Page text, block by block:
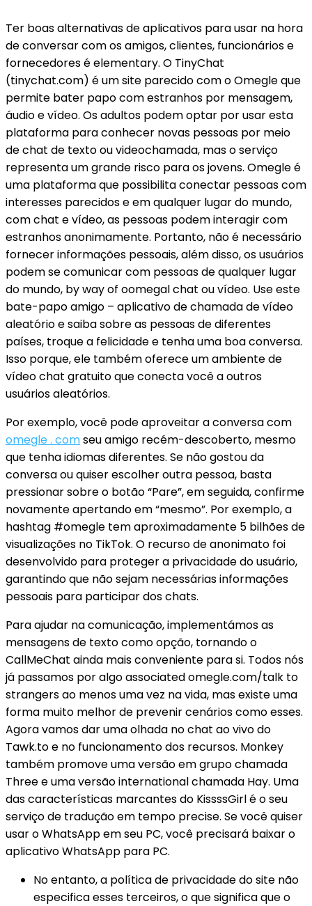
Ter boas alternativas de aplicativos para usar na hora
de conversar com os amigos, clientes, funcionários e
fornecedores é elementary. O TinyChat
(tinychat.com) é um site parecido com o Omegle que
permite bater papo com estranhos por mensagem,
áudio e vídeo. Os adultos podem optar por usar esta
plataforma para conhecer novas pessoas por meio
de chat de texto ou videochamada, mas o serviço
representa um grande risco para os jovens. Omegle é
uma plataforma que possibilita conectar pessoas com
interesses parecidos e em qualquer lugar do mundo,
com chat e vídeo, as pessoas podem interagir com
estranhos anonimamente. Portanto, não é necessário
fornecer informações pessoais, além disso, os usuários
podem se comunicar com pessoas de qualquer lugar
do mundo, by way of oomegal chat ou vídeo. Use este
bate-papo amigo – aplicativo de chamada de vídeo
aleatório e saiba sobre as pessoas de diferentes
países, troque a felicidade e tenha uma boa conversa.
Isso porque, ele também oferece um ambiente de
vídeo chat gratuito que conecta você a outros
usuários aleatórios.
Por exemplo, você pode aproveitar a conversa com
omegle . comseu amigo recém-descoberto, mesmo
que tenha idiomas diferentes. Se não gostou da
conversa ou quiser escolher outra pessoa, basta
pressionar sobre o botão “Pare”, em seguida, confirme
novamente apertando em “mesmo”. Por exemplo, a
hashtag #omegle tem aproximadamente 5 bilhões de
visualizações no TikTok. O recurso de anonimato foi
desenvolvido para proteger a privacidade do usuário,
garantindo que não sejam necessárias informações
pessoais para participar dos chats.
Para ajudar na comunicação, implementámos as
mensagens de texto como opção, tornando o
CallMeChat ainda mais conveniente para si. Todos nós
já passamos por algo associated omegle.com/talk to
strangers ao menos uma vez na vida, mas existe uma
forma muito melhor de prevenir cenários como esses.
Agora vamos dar uma olhada no chat ao vivo do
Tawk.to e no funcionamento dos recursos. Monkey
também promove uma versão em grupo chamada
Three e uma versão international chamada Hay. Uma
das características marcantes do KissssGirl é o seu
serviço de tradução em tempo precise. Se você quiser
usar o WhatsApp em seu PC, você precisará baixar o
aplicativo WhatsApp para PC.
No entanto, a política de privacidade do site não
especifica esses terceiros, o que significa que o